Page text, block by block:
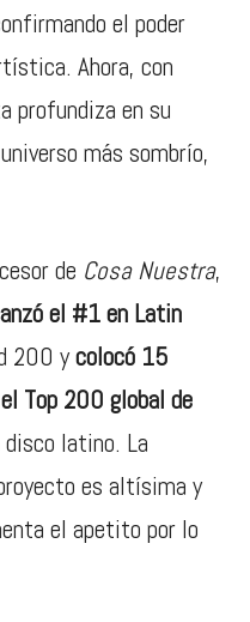
el poder
Ahora, con
profundiza en su
más sombrío,
de Cosa Nuestra,
el #1 en Latin
200 ycolocó 15
Top 200 global de
latino. La
es altísima y
el apetito por lo